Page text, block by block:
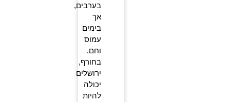
בערבים,
אך
בימים
עמוס
וחם.
בחורף,
ירושלים
יכולה
להיות